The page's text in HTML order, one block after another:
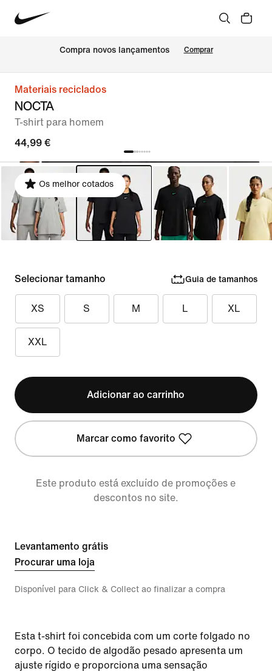
Compra novos lançamentos Comprar
Materiais reciclados
NOCTA
T-shirt para homem
44,99 €
Os melhor cotados
Selecionar tamanho Guia de tamanhos
XS S M L XL
XXL
Adicionar ao carrinho
Marcar como favorito
Este produto está excluído de promoções e
descontos no site.
Levantamento grátis
Procurar uma loja
Disponível para Click & Collect ao finalizar a compra
Esta t-shirt foi concebida com um corte folgado no
corpo. O tecido de algodão pesado apresenta um
ajuste rígido e proporciona uma sensação